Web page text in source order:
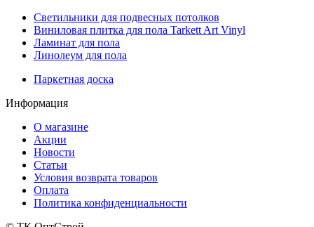
Светильники для подвесных потолков
Виниловая плитка для пола Tarkett Art Vinyl
Ламинат для пола
Линолеум для пола
Паркетная доска
Информация
О магазине
Акции
Новости
Статьи
Условия возврата товаров
Оплата
Политика конфиденциальности